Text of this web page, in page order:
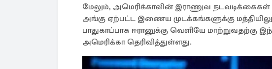
மேலும், அமெரிக்காவின் இராணுவ
அங்கு ஏற்பட்ட இணைய முடக்கங்களுக்கு
பாதுகாப்பாக ஈரானுக்கு வெளியே மாற்றுவதற்கு
அமெரிக்கா தெரிவித்துள்ளது.